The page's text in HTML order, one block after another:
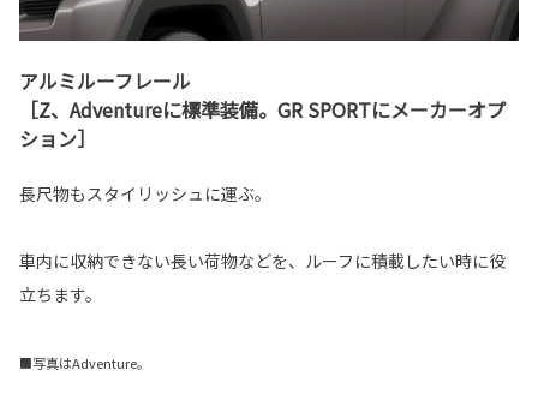
アルミルーフレール
［Z、Adventureに標準装備。GR SPORTにメーカーオプ
ション］
長尺物もスタイリッシュに運ぶ。
車内に収納できない長い荷物などを、ルーフに積載したい時に役
立ちます。
■写真はAdventure。